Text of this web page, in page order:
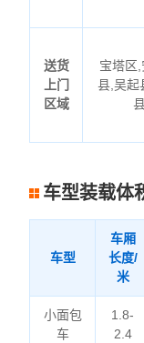
送货
上门
区域
宝塔区
县,吴起
车型装载体
车型
车厢
长度/
米
小面包
车
1.8-
2.4